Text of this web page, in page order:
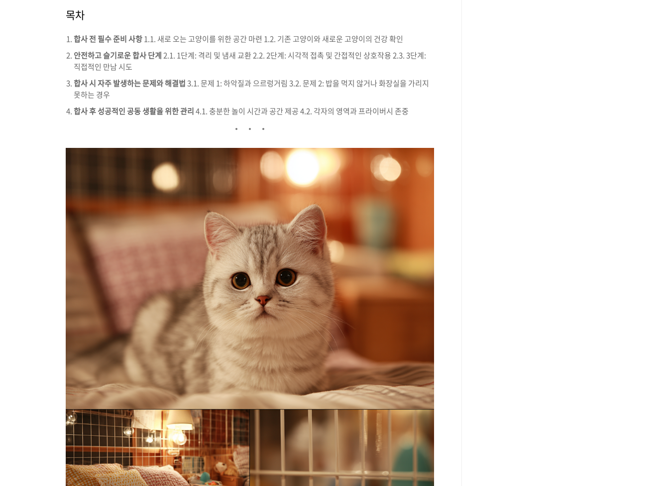
목차
합사 전 필수 준비 사항1.1. 새로 오는 고양이를 위한 공간 마련 1.2. 기존 고양이와 새로운 고양이의 건강 확인
안전하고 슬기로운 합사 단계2.1. 1단계: 격리 및 냄새 교환 2.2. 2단계: 시각적 접촉 및 간접적인 상호작용 2.3. 3단계:
직접적인 만남 시도
합사 시 자주 발생하는 문제와 해결법3.1. 문제 1: 하악질과 으르렁거림 3.2. 문제 2: 밥을 먹지 않거나 화장실을 가리지
못하는 경우
합사 후 성공적인 공동 생활을 위한 관리4.1. 충분한 놀이 시간과 공간 제공 4.2. 각자의 영역과 프라이버시 존중